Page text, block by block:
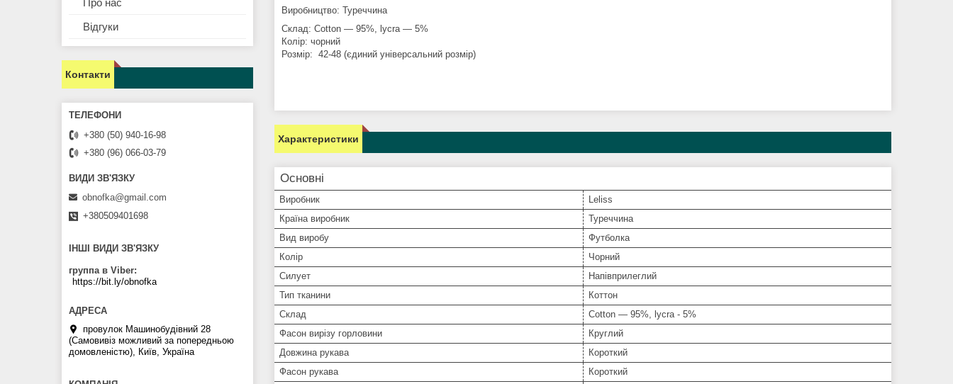
Виробництво: Туреччина
Склад: Cotton — 95%, lycra — 5%
Колір: чорний
Розмір: 42-48 (єдиний універсальний розмір)
Характеристики
Основні
Виробник
Leliss
Країна виробник
Туреччина
Вид виробу
Футболка
Колір
Чорний
Силует
Напівприлеглий
Тип тканини
Коттон
Склад
Сotton ― 95%, lycra - 5%
Фасон вирізу горловини
Круглий
Довжина рукава
Короткий
Фасон рукава
Короткий
Про нас
Відгуки
Контакти
+380 (50) 940-16-98
+380 (96) 066-03-79
obnofka@gmail.com
+380509401698
ІНШІ ВИДИ ЗВ'ЯЗКУ
группа в Viber
https://bit.ly/obnofka
провулок Машинобудівний 28
(Самовивіз можливий за попередньою
домовленістю), Київ, Україна